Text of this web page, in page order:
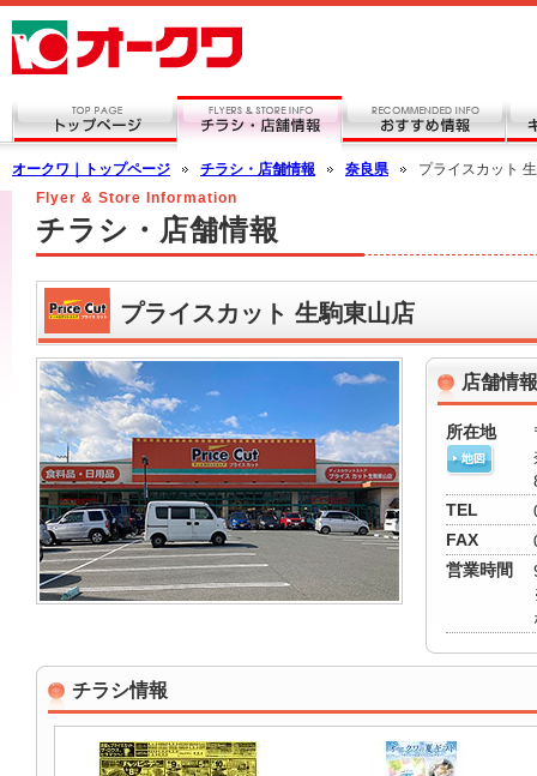
オークワ｜トップページ チラシ・店舗情報 奈良県
プライスカット
Flyer & Store Information
チラシ・店舗情報
プライスカット 生駒東山店
店舗情報
所在地
TEL
FAX
営業時間
チラシ情報